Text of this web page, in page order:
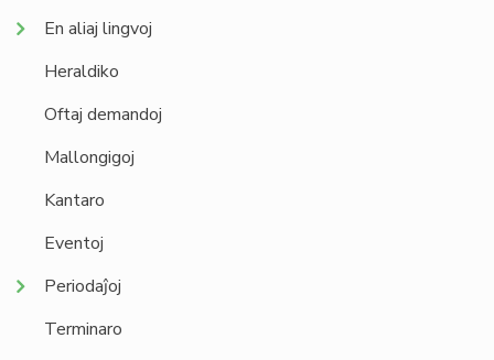
En aliaj lingvoj
Heraldiko
Oftaj demandoj
Mallongigoj
Kantaro
Eventoj
Periodaĵoj
Terminaro